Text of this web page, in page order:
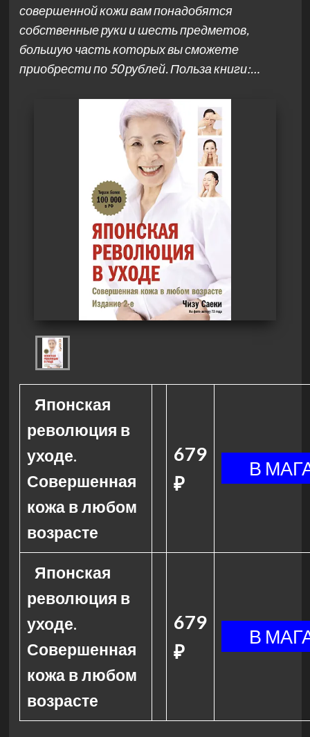
совершенной кожи вам понадобятся
собственные руки и шесть предметов,
большую часть которых вы сможете
приобрести по 50 рублей. Польза книги:…
Японская
революция в
уходе.
Совершенная
кожа в любом
возрасте
679
₽
Японская
революция в
уходе.
Совершенная
кожа в любом
возрасте
679
₽